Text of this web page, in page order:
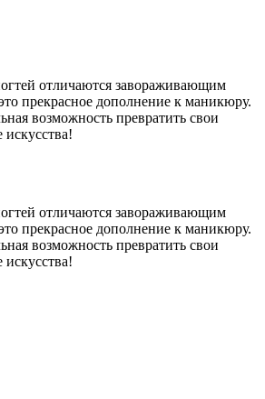
отличаются завораживающим
прекрасное дополнение к маникюру.
возможность превратить свои
искусства!
отличаются завораживающим
прекрасное дополнение к маникюру.
возможность превратить свои
искусства!